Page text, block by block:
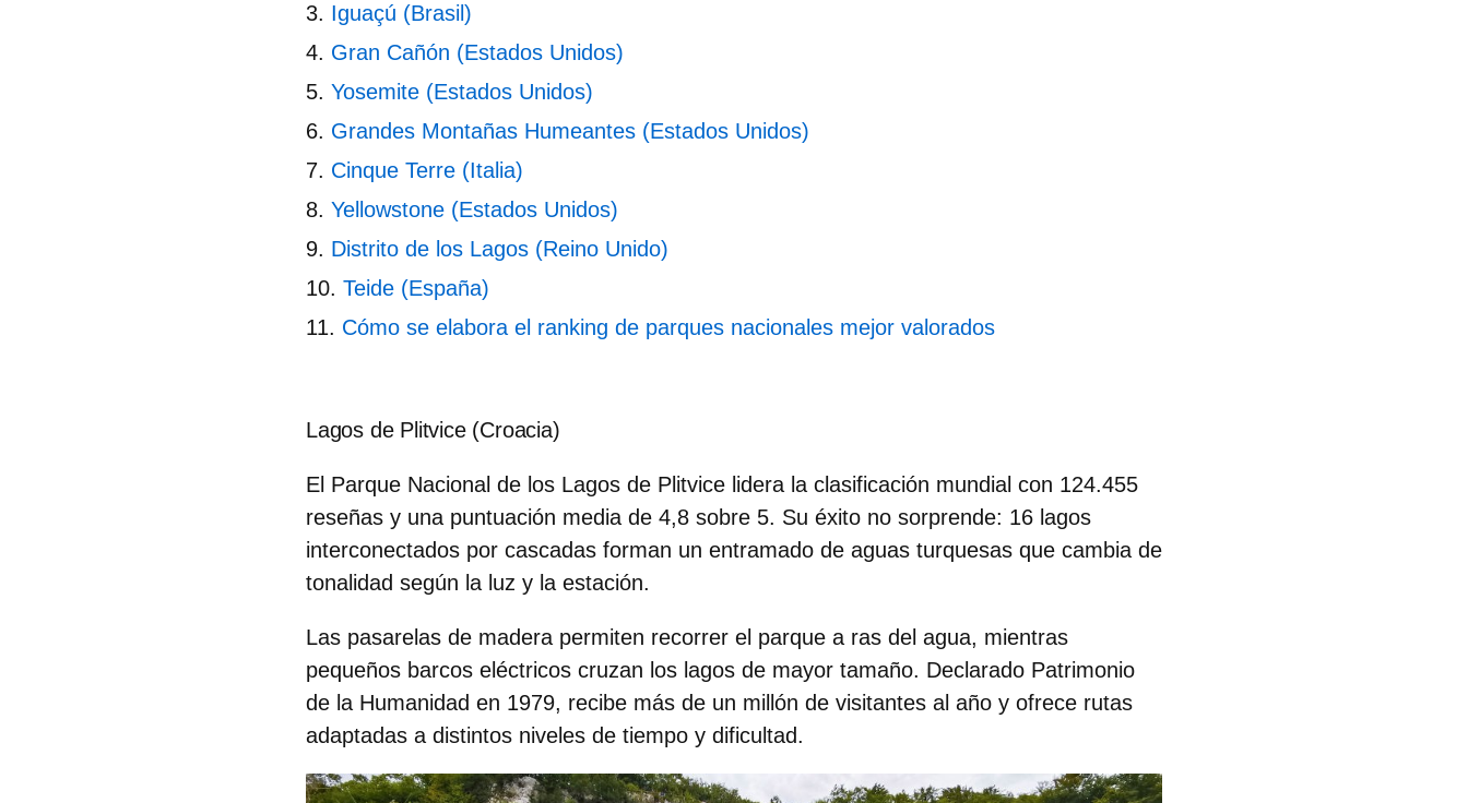
Iguaçú (Brasil)
Gran Cañón (Estados Unidos)
Yosemite (Estados Unidos)
Grandes Montañas Humeantes (Estados Unidos)
Cinque Terre (Italia)
Yellowstone (Estados Unidos)
Distrito de los Lagos (Reino Unido)
Teide (España)
Cómo se elabora el ranking de parques nacionales mejor valorados
Lagos de Plitvice (Croacia)
El Parque Nacional de los Lagos de Plitvice lidera la clasificación mundial con 124.455
reseñas y una puntuación media de 4,8 sobre 5. Su éxito no sorprende: 16 lagos
interconectados por cascadas forman un entramado de aguas turquesas que cambia de
tonalidad según la luz y la estación.
Las pasarelas de madera permiten recorrer el parque a ras del agua, mientras
pequeños barcos eléctricos cruzan los lagos de mayor tamaño. Declarado Patrimonio
de la Humanidad en 1979, recibe más de un millón de visitantes al año y ofrece rutas
adaptadas a distintos niveles de tiempo y dificultad.